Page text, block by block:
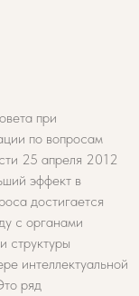
при
по вопросам
25 апреля 2012
эффект в
достигается
с органами
структуры
интеллектуальной
ряд